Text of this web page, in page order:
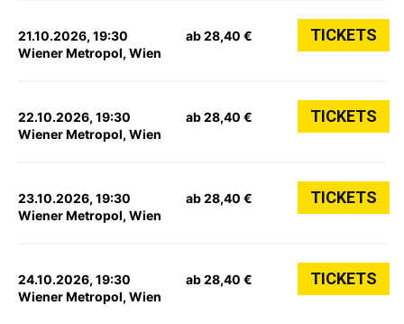
21.10.2026, 19:30
Wiener Metropol, Wien
ab 28,40 € TICKETS
22.10.2026, 19:30
Wiener Metropol, Wien
ab 28,40 € TICKETS
23.10.2026, 19:30
Wiener Metropol, Wien
ab 28,40 € TICKETS
24.10.2026, 19:30
Wiener Metropol, Wien
ab 28,40 € TICKETS